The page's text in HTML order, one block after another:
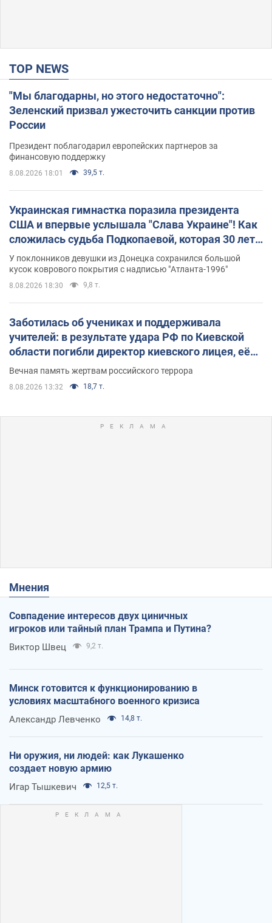
TOP NEWS
"Мы благодарны, но этого недостаточно":
Зеленский призвал ужесточить санкции против
России
Президент поблагодарил европейских партнеров за
финансовую поддержку
8.08.2026 18:01 39,5 т.
Украинская гимнастка поразила президента
США и впервые услышала "Слава Украине"! Как
сложилась судьба Подкопаевой, которая 30 лет
назад завоевала "золото" Олимпиады
У поклонников девушки из Донецка сохранился большой
кусок коврового покрытия с надписью "Атланта-1996"
8.08.2026 18:30 9,8 т.
Заботилась об учениках и поддерживала
учителей: в результате удара РФ по Киевской
области погибли директор киевского лицея, её
муж и внук
Вечная память жертвам российского террора
8.08.2026 13:32 18,7 т.
Мнения
Совпадение интересов двух циничных
игроков или тайный план Трампа и Путина?
Виктор Швец 9,2 т.
Минск готовится к функционированию в
условиях масштабного военного кризиса
Александр Левченко 14,8 т.
Ни оружия, ни людей: как Лукашенко
создает новую армию
Игар Тышкевич 12,5 т.